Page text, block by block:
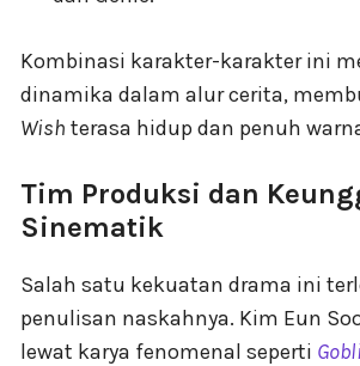
Kombinasi karakter-karakter ini
dinamika dalam alur cerita,
Wish terasa hidup dan penuh
Tim Produksi dan
Sinematik
Salah satu kekuatan drama ini
penulisan naskahnya. Kim Eun
lewat karya fenomenal seperti